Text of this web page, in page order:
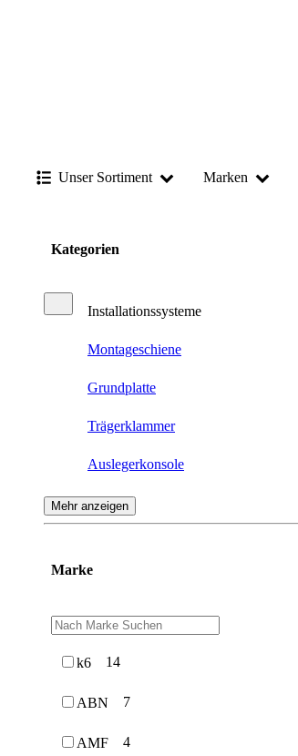
Unser Sortiment Marken
Kategorien
Installationssysteme
Montageschiene
Grundplatte
Trägerklammer
Auslegerkonsole
Montageprofil
Lochband
Wandausleger
Montagewinkel
Stegkonsole
Mehr anzeigen
Marke
k6 14
ABN 7
AMF 4